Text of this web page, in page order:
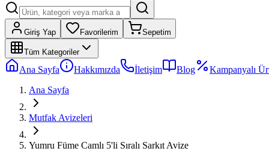
Giriş Yap Favorilerim Sepetim
Tüm Kategoriler
Ana Sayfa Hakkımızda İletişim Blog
Kampanyalı
Ana Sayfa
Mutfak Avizeleri
Yumru Füme Camlı 5'li Sıralı Sarkıt Avize